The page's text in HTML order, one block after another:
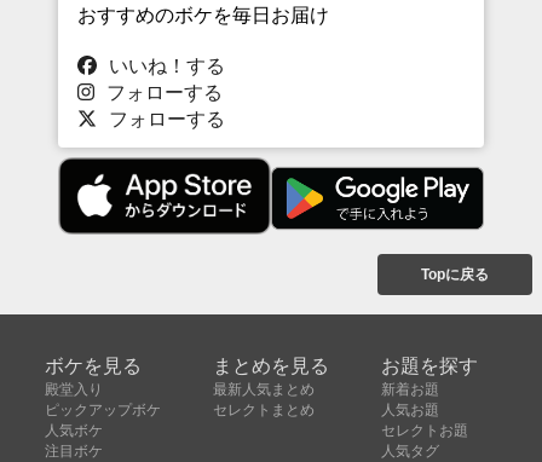
おすすめのボケを毎日お届け
いいね！する
フォローする
フォローする
Topに戻る
ボケを見る
殿堂入り
ピックアップボケ
人気ボケ
注目ボケ
まとめを見る
最新人気まとめ
セレクトまとめ
お題を探す
新着お題
人気お題
セレクトお題
人気タグ